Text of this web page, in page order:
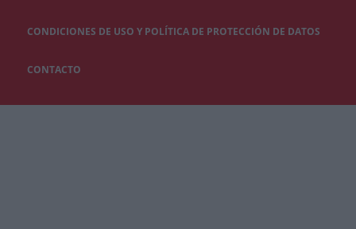
CONDICIONES DE USO Y POLÍTICA DE PROTECCIÓN DE DATOS
CONTACTO